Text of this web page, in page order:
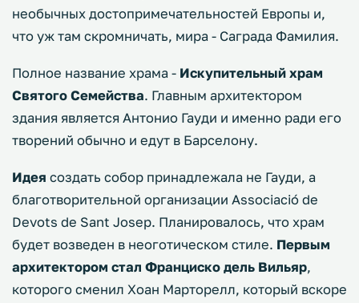
необычных достопримечательностей Европы и,
что уж там скромничать, мира - Саграда Фамилия.
Полное название храма - Искупительный храм
Святого Семейства. Главным архитектором
здания является Антонио Гауди и именно ради его
творений обычно и едут в Барселону.
Идея создать собор принадлежала не Гауди, а
благотворительной организации Associació de
Devots de Sant Josep. Планировалось, что храм
будет возведен в неоготическом стиле. Первым
архитектором стал Франциско дель Вильяр,
которого сменил Хоан Марторелл, который вскоре